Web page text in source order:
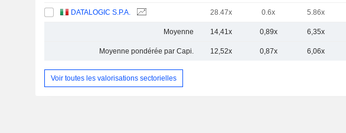
DATALOGIC S.P.A. 28.47x 0.6x 5.86x
Moyenne 14,41x 0,89x 6,35x
Moyenne pondérée par Capi. 12,52x 0,87x 6,06x
Voir toutes les valorisations sectorielles